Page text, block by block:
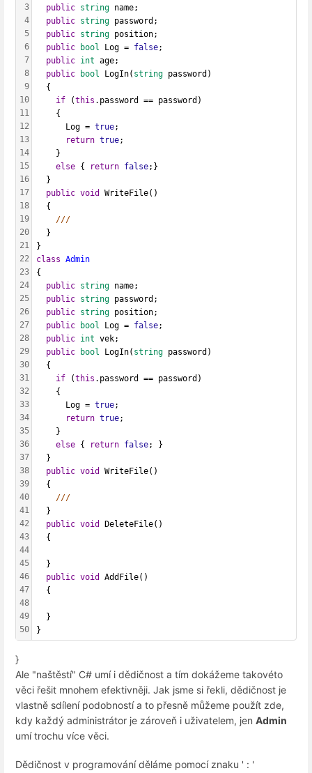
3
4
5
6
7
8
9
10
11
12
13
14
15
16
17
18
19
20
21
22
23
24
25
26
27
28
29
30
31
32
33
34
35
36
37
38
39
40
41
42
43
44
45
46
47
48
49
50
public string name;
public string password;
public string position;
public
bool Log = false;
public int age;
public
bool LogIn( string password)
  {
if (this .password == password)
    {
      Log =
true;
return true;
    }
else { return false;}
  }
public void
WriteFile()
  {
///
  }
}
class Admin
{
public string name;
public string password;
public string position;
public
bool Log = false;
public int vek;
public
bool LogIn( string password)
  {
if (this .password == password)
    {
      Log =
true;
return true;
    }
else { return false; }
  }
public void
WriteFile()
  {
///
  }
public void
DeleteFile()
  {
  }
public void
AddFile()
  {
  }
}
}
Ale "naštěstí" C# umí i dědičnost a tím dokážeme takovéto
věci řešit mnohem efektivněji. Jak jsme si řekli, dědičnost je
vlastně sdílení podobností a to přesně můžeme použít zde,
kdy každý administrátor je zároveň i uživatelem, jen Admin
umí trochu více věci.
Dědičnost v programování děláme pomocí znaku ' : '